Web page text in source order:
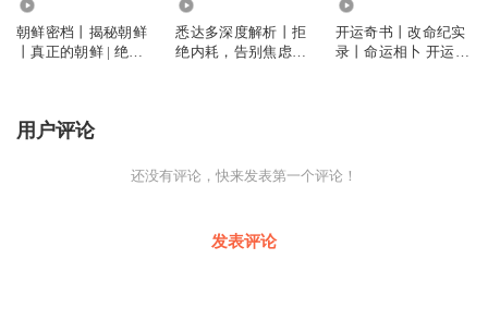
朝鲜密档丨揭秘朝鲜
丨真正的朝鲜 | 绝密
悉达多深度解析丨拒
绝内耗，告别焦虑丨
开运奇书丨改命纪实
录丨命运相卜 开运
用户评论
还没有评论，快来发表第一个评论！
发表评论